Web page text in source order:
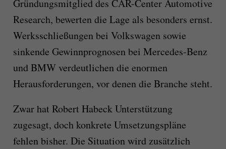
Gründungsmitglied des CAR-Center Automotive
Research, bewerten die Lage als besonders ernst.
Werksschließungen bei Volkswagen sowie
sinkende Gewinnprognosen bei Mercedes-Benz
und BMW verdeutlichen die enormen
Herausforderungen, vor denen die Branche steht.
Zwar hat Robert Habeck Unterstützung
zugesagt, doch konkrete Umsetzungspläne
fehlen bisher. Die Situation wird zusätzlich